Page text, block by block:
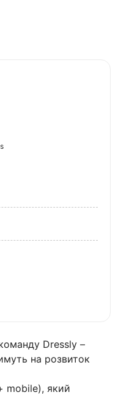
Dressly –
на розвиток
mobile), який